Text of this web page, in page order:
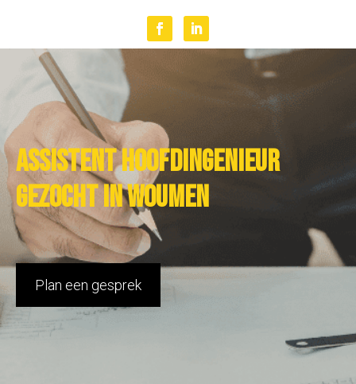
Assistent hoofdingenieur
gezocht in Woumen
Plan een gesprek